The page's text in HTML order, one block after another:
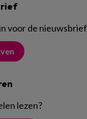
voor de nieuwsbrief
lezen?